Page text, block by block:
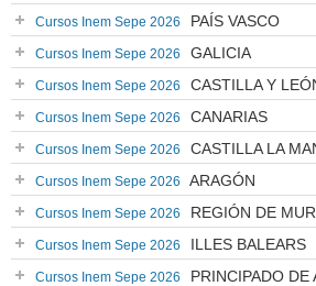
Cursos Inem Sepe 2026 PAÍS VASCO
Cursos Inem Sepe 2026 GALICIA
Cursos Inem Sepe 2026 CASTILLA Y
Cursos Inem Sepe 2026 CANARIAS
Cursos Inem Sepe 2026 CASTILLA LA
Cursos Inem Sepe 2026 ARAGÓN
Cursos Inem Sepe 2026 REGIÓN DE
Cursos Inem Sepe 2026 ILLES BALEARS
Cursos Inem Sepe 2026 PRINCIPADO DE